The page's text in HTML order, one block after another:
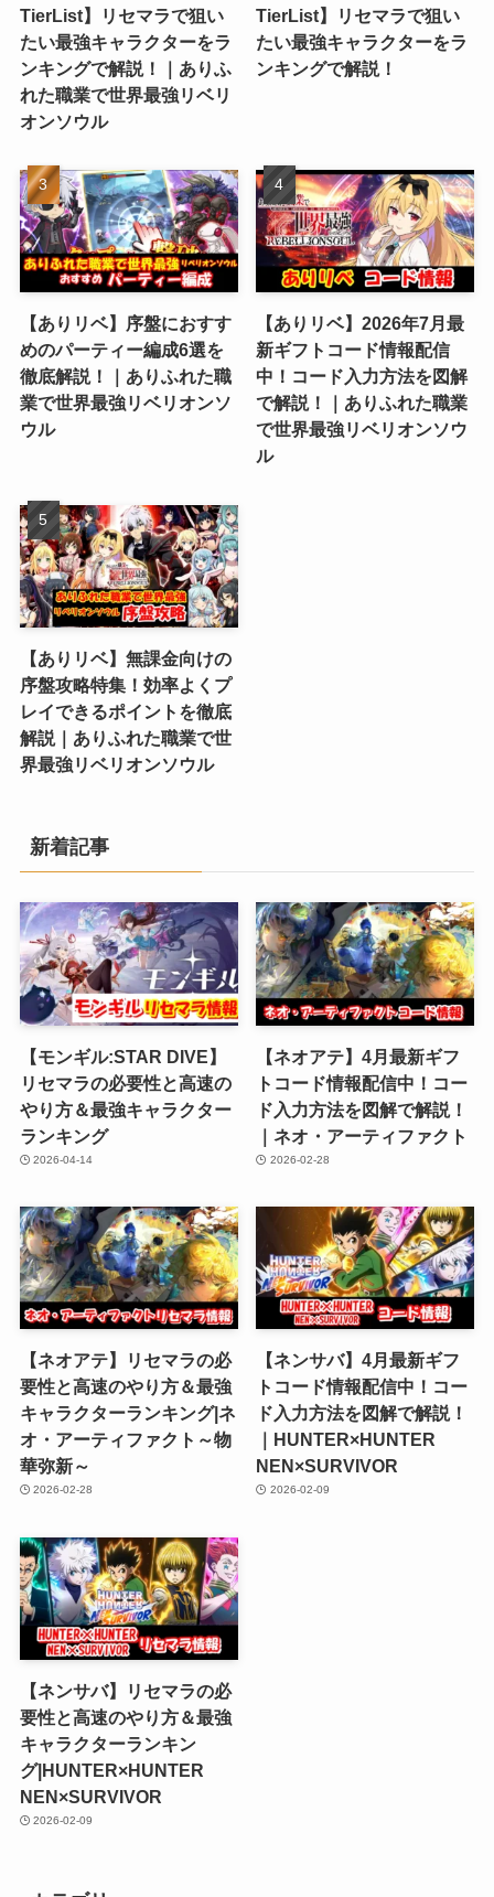
TierList】リセマラで狙い
たい最強キャラクターをラ
ンキングで解説！｜ありふ
れた職業で世界最強リベリ
オンソウル
TierList】リセマラで狙い
たい最強キャラクターをラ
ンキングで解説！
【ありリベ】序盤におすす
めのパーティー編成6選を
徹底解説！｜ありふれた職
業で世界最強リベリオンソ
ウル
【ありリベ】2026年7月最
新ギフトコード情報配信
中！コード入力方法を図解
で解説！｜ありふれた職業
で世界最強リベリオンソウ
ル
【ありリベ】無課金向けの
序盤攻略特集！効率よくプ
レイできるポイントを徹底
解説｜ありふれた職業で世
界最強リベリオンソウル
新着記事
【モンギル:STAR DIVE】
リセマラの必要性と高速の
やり方＆最強キャラクター
ランキング
2026-04-14
【ネオアテ】4月最新ギフ
トコード情報配信中！コー
ド入力方法を図解で解説！
｜ネオ・アーティファクト
2026-02-28
【ネオアテ】リセマラの必
要性と高速のやり方＆最強
キャラクターランキング|ネ
オ・アーティファクト～物
華弥新～
2026-02-28
【ネンサバ】4月最新ギフ
トコード情報配信中！コー
ド入力方法を図解で解説！
｜HUNTER×HUNTER
NEN×SURVIVOR
2026-02-09
【ネンサバ】リセマラの必
要性と高速のやり方＆最強
キャラクターランキン
グ|HUNTER×HUNTER
NEN×SURVIVOR
2026-02-09